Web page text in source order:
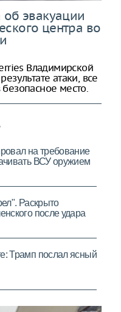
эвакуации
центра во
Владимирской
атаки, все
место.